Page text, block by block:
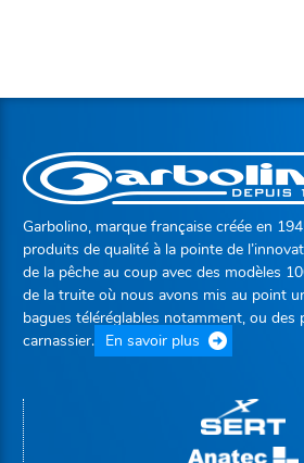
Garbolino, marque française créée en
produits de qualité à la pointe de
de la pêche au coup avec des modèles
de la truite où nous avons mis au point
bagues téléréglables notamment, ou des
carnassier. En savoir plus